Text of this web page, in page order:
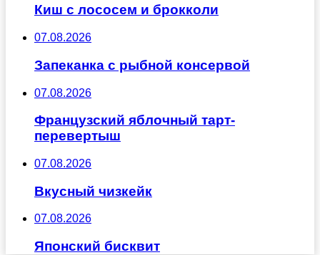
Киш с лососем и брокколи
07.08.2026
Запеканка с рыбной консервой
07.08.2026
Французский яблочный тарт-
перевертыш
07.08.2026
Вкусный чизкейк
07.08.2026
Японский бисквит